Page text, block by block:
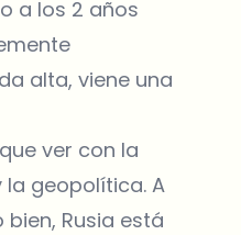
a los 2 años
alta, viene una
ver con la
geopolítica. A
Rusia está